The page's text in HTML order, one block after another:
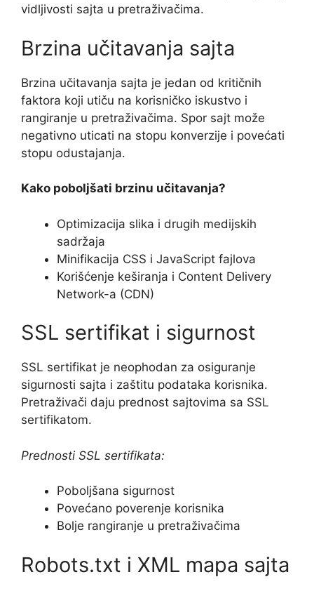
vidljivosti sajta u pretraživačima.
Brzina učitavanja sajta
Brzina učitavanja sajta je jedan od kritičnih
faktora koji utiču na korisničko iskustvo i
rangiranje u pretraživačima. Spor sajt može
negativno uticati na stopu konverzije i povećati
stopu odustajanja.
Kako poboljšati brzinu učitavanja?
Optimizacija slika i drugih medijskih
sadržaja
Minifikacija CSS i JavaScript fajlova
Korišćenje keširanja i Content Delivery
Network-a (CDN)
SSL sertifikat i sigurnost
SSL sertifikat je neophodan za osiguranje
sigurnosti sajta i zaštitu podataka korisnika.
Pretraživači daju prednost sajtovima sa SSL
sertifikatom.
Prednosti SSL sertifikata:
Poboljšana sigurnost
Povećano poverenje korisnika
Bolje rangiranje u pretraživačima
Robots.txt i XML mapa sajta